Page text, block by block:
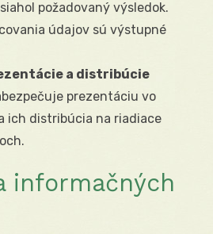
požadovaný výsledok.
údajov sú výstupné
a distribúcie
prezentáciu vo
ich distribúcia na riadiace
informačných